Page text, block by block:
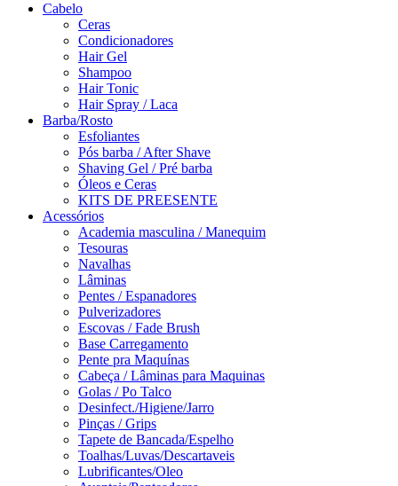
Cabelo
Ceras
Condicionadores
Hair Gel
Shampoo
Hair Tonic
Hair Spray / Laca
Barba/Rosto
Esfoliantes
Pós barba / After Shave
Shaving Gel / Pré barba
Óleos e Ceras
KITS DE PREESENTE
Acessórios
Academia masculina / Manequim
Tesouras
Navalhas
Lâminas
Pentes / Espanadores
Pulverizadores
Escovas / Fade Brush
Base Carregamento
Pente pra Maquínas
Cabeça / Lâminas para Maquinas
Golas / Po Talco
Desinfect./Higiene/Jarro
Pinças / Grips
Tapete de Bancada/Espelho
Toalhas/Luvas/Descartaveis
Lubrificantes/Oleo